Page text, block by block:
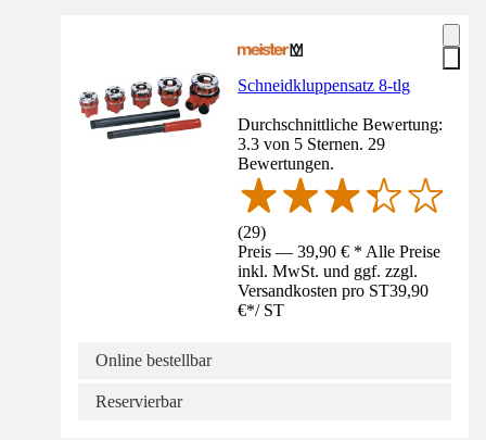
Schneidkluppensatz 8-tlg
Durchschnittliche Bewertung:
3.3 von 5 Sternen. 29
Bewertungen.
(29)
Preis — 39,90 € * Alle Preise
inkl. MwSt. und ggf. zzgl.
Versandkosten pro ST39,90
€*/ ST
Online bestellbar
Reservierbar